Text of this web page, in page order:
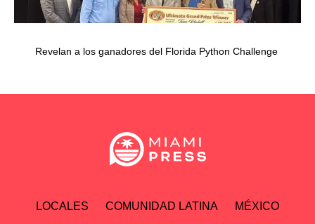
Revelan a los ganadores del Florida Python Challenge
LOCALES COMUNIDAD LATINA MÉXICO